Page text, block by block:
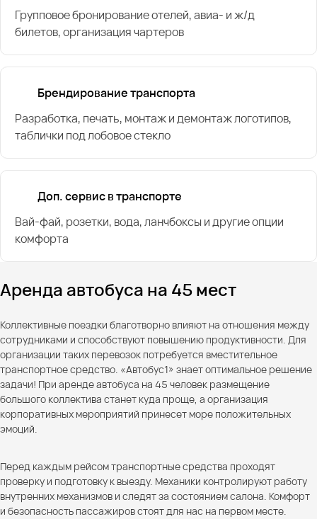
Групповое бронирование отелей, авиа- и ж/д
билетов, организация чартеров
Брендирование транспорта
Разработка, печать, монтаж и демонтаж логотипов,
таблички под лобовое стекло
Доп. сервис в транспорте
Вай-фай, розетки, вода, ланчбоксы и другие опции
комфорта
Аренда автобуса на 45 мест
Коллективные поездки благотворно влияют на отношения между
сотрудниками и способствуют повышению продуктивности. Для
организации таких перевозок потребуется вместительное
транспортное средство. «Автобус1» знает оптимальное решение
задачи! При аренде автобуса на 45 человек размещение
большого коллектива станет куда проще, а организация
корпоративных мероприятий принесет море положительных
эмоций.
Перед каждым рейсом транспортные средства проходят
проверку и подготовку к выезду. Механики контролируют работу
внутренних механизмов и следят за состоянием салона. Комфорт
и безопасность пассажиров стоят для нас на первом месте.